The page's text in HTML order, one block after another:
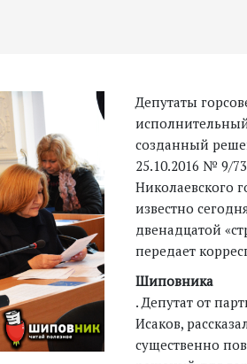
Депутаты
созданный
25.10.2016 № 9/
Николаевского
известно
двенадцатой
передает
Шиповника
. Депутат от
Исаков,
существенно